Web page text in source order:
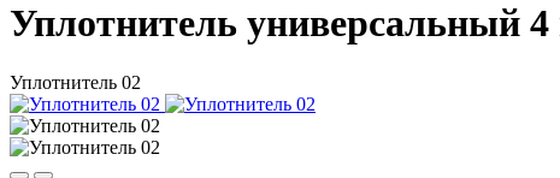
Уплотнитель универсальный
Уплотнитель 02